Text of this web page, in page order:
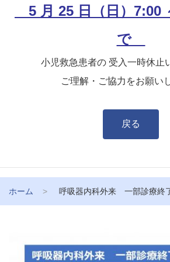
5 月 25 日（日）7:00
で
小児救急患者の 受入一時休止
ご理解・ご協力をお願い
戻る
ホーム 呼吸器内科外来 一部診療終